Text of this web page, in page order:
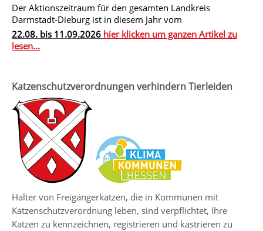
Der Aktionszeitraum für den gesamten Landkreis
Darmstadt-Dieburg ist in diesem Jahr vom
22.08. bis 11.09.2026 hier klicken um ganzen Artikel zu
lesen...
Katzenschutzverordnungen verhindern Tierleiden
Halter von Freigängerkatzen, die in Kommunen mit
Katzenschutzverordnung leben, sind verpflichtet, Ihre
Katzen zu kennzeichnen, registrieren und kastrieren zu